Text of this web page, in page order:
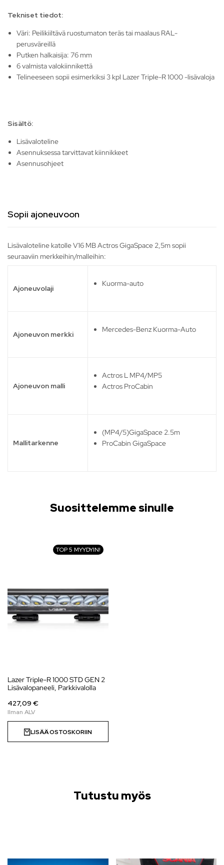
Tekniset tiedot:
Väri: Peilikiiltävä ruostumaton teräs tai maalaus RAL-
perusväreillä
Putken halkaisija: 76 mm
6 valmista valokiinnikettä
Telineeseen sopii esimerkiksi 3 kpl Lazer Triple-R 1000 -lisävaloja
Sisältö:
Lisävaloteline
Asennuksessa tarvittavat kiinnikkeet
Asennusohjeet
Sopii ajoneuvoon
Lisävaloteline katolle V16 MB Actros GigaSpace 2,5m sopii
seuraaviin merkkeihin/malleihin:
Ajoneuvolaji
Kuorma-auto
Ajoneuvon merkki
Mercedes-Benz Kuorma-Auto
Ajoneuvon malli
Actros L MP4/MP5
Actros ProCabin
Mallitarkenne
(MP4/5)GigaSpace 2.5m
ProCabin GigaSpace
Suosittelemme sinulle
TOP 5 MYYDYIN!
Lazer Triple-R 1000 STD GEN 2
Lisävalopaneeli, Parkkivalolla
427,09 €
LISÄÄ OSTOSKORIIN
Tutustu myös